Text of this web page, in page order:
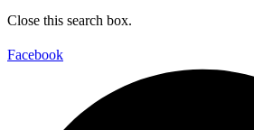
Close this search box.
Facebook